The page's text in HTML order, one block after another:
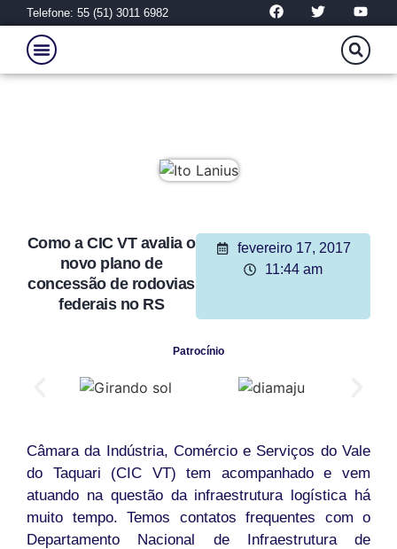
Telefone: 55 (51) 3011 6982
Como a CIC VT avalia o
novo plano de
concessão de rodovias
federais no RS
fevereiro 17, 2017
11:44 am
Patrocínio
Câmara da Indústria, Comércio e Serviços do Vale
do Taquari (CIC VT) tem acompanhado e vem
atuando na questão da infraestrutura logística há
muito tempo. Temos contatos frequentes com o
Departamento Nacional de Infraestrutura de